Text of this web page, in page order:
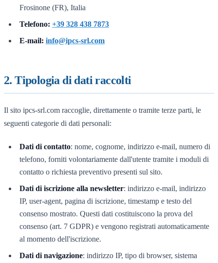
Frosinone (FR), Italia
Telefono: +39 328 438 7873
E-mail: info@ipcs-srl.com
2. Tipologia di dati raccolti
Il sito ipcs-srl.com raccoglie, direttamente o tramite terze parti, le
seguenti categorie di dati personali:
Dati di contatto: nome, cognome, indirizzo e-mail, numero di
telefono, forniti volontariamente dall'utente tramite i moduli di
contatto o richiesta preventivo presenti sul sito.
Dati di iscrizione alla newsletter: indirizzo e-mail, indirizzo
IP, user-agent, pagina di iscrizione, timestamp e testo del
consenso mostrato. Questi dati costituiscono la prova del
consenso (art. 7 GDPR) e vengono registrati automaticamente
al momento dell'iscrizione.
Dati di navigazione: indirizzo IP, tipo di browser, sistema